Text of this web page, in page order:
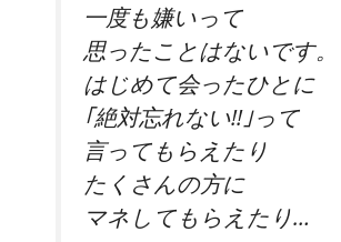
一度も嫌いって
思ったことはないです。
はじめて会ったひとに
｢絶対忘れない!!｣って
言ってもらえたり
たくさんの方に
マネしてもらえたり…